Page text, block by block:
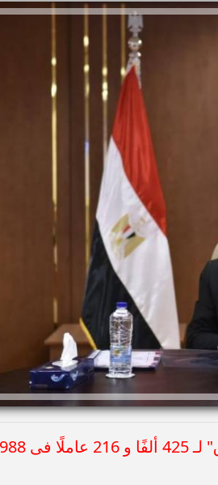
2 مليار و 262 مليونًا و 300 ألف جنيه دعمًا من "الصندوق"